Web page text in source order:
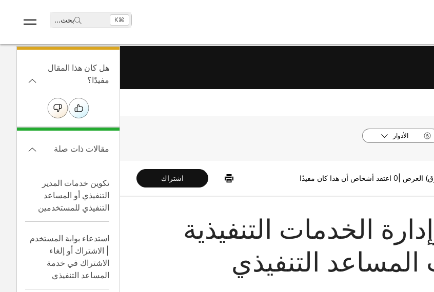
بحث... ⌘K
الأدوار
0 اعتقد أشخاص أن هذا كان مفيدًا اشتراك
الخدمات التنفيذية
التنفيذي
هل كان هذا المقال
مفيدًا؟
مقالات ذات صلة
تكوين خدمات المدير
التنفيذي أو المساعد
التنفيذي للمستخدمين
استدعاء بوابة المستخدم
| الاشتراك أو إلغاء
الاشتراك في خدمة
المساعد التنفيذي